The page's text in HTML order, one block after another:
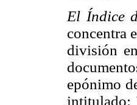
El Índice
concentra
división
epónimo
intitulado: